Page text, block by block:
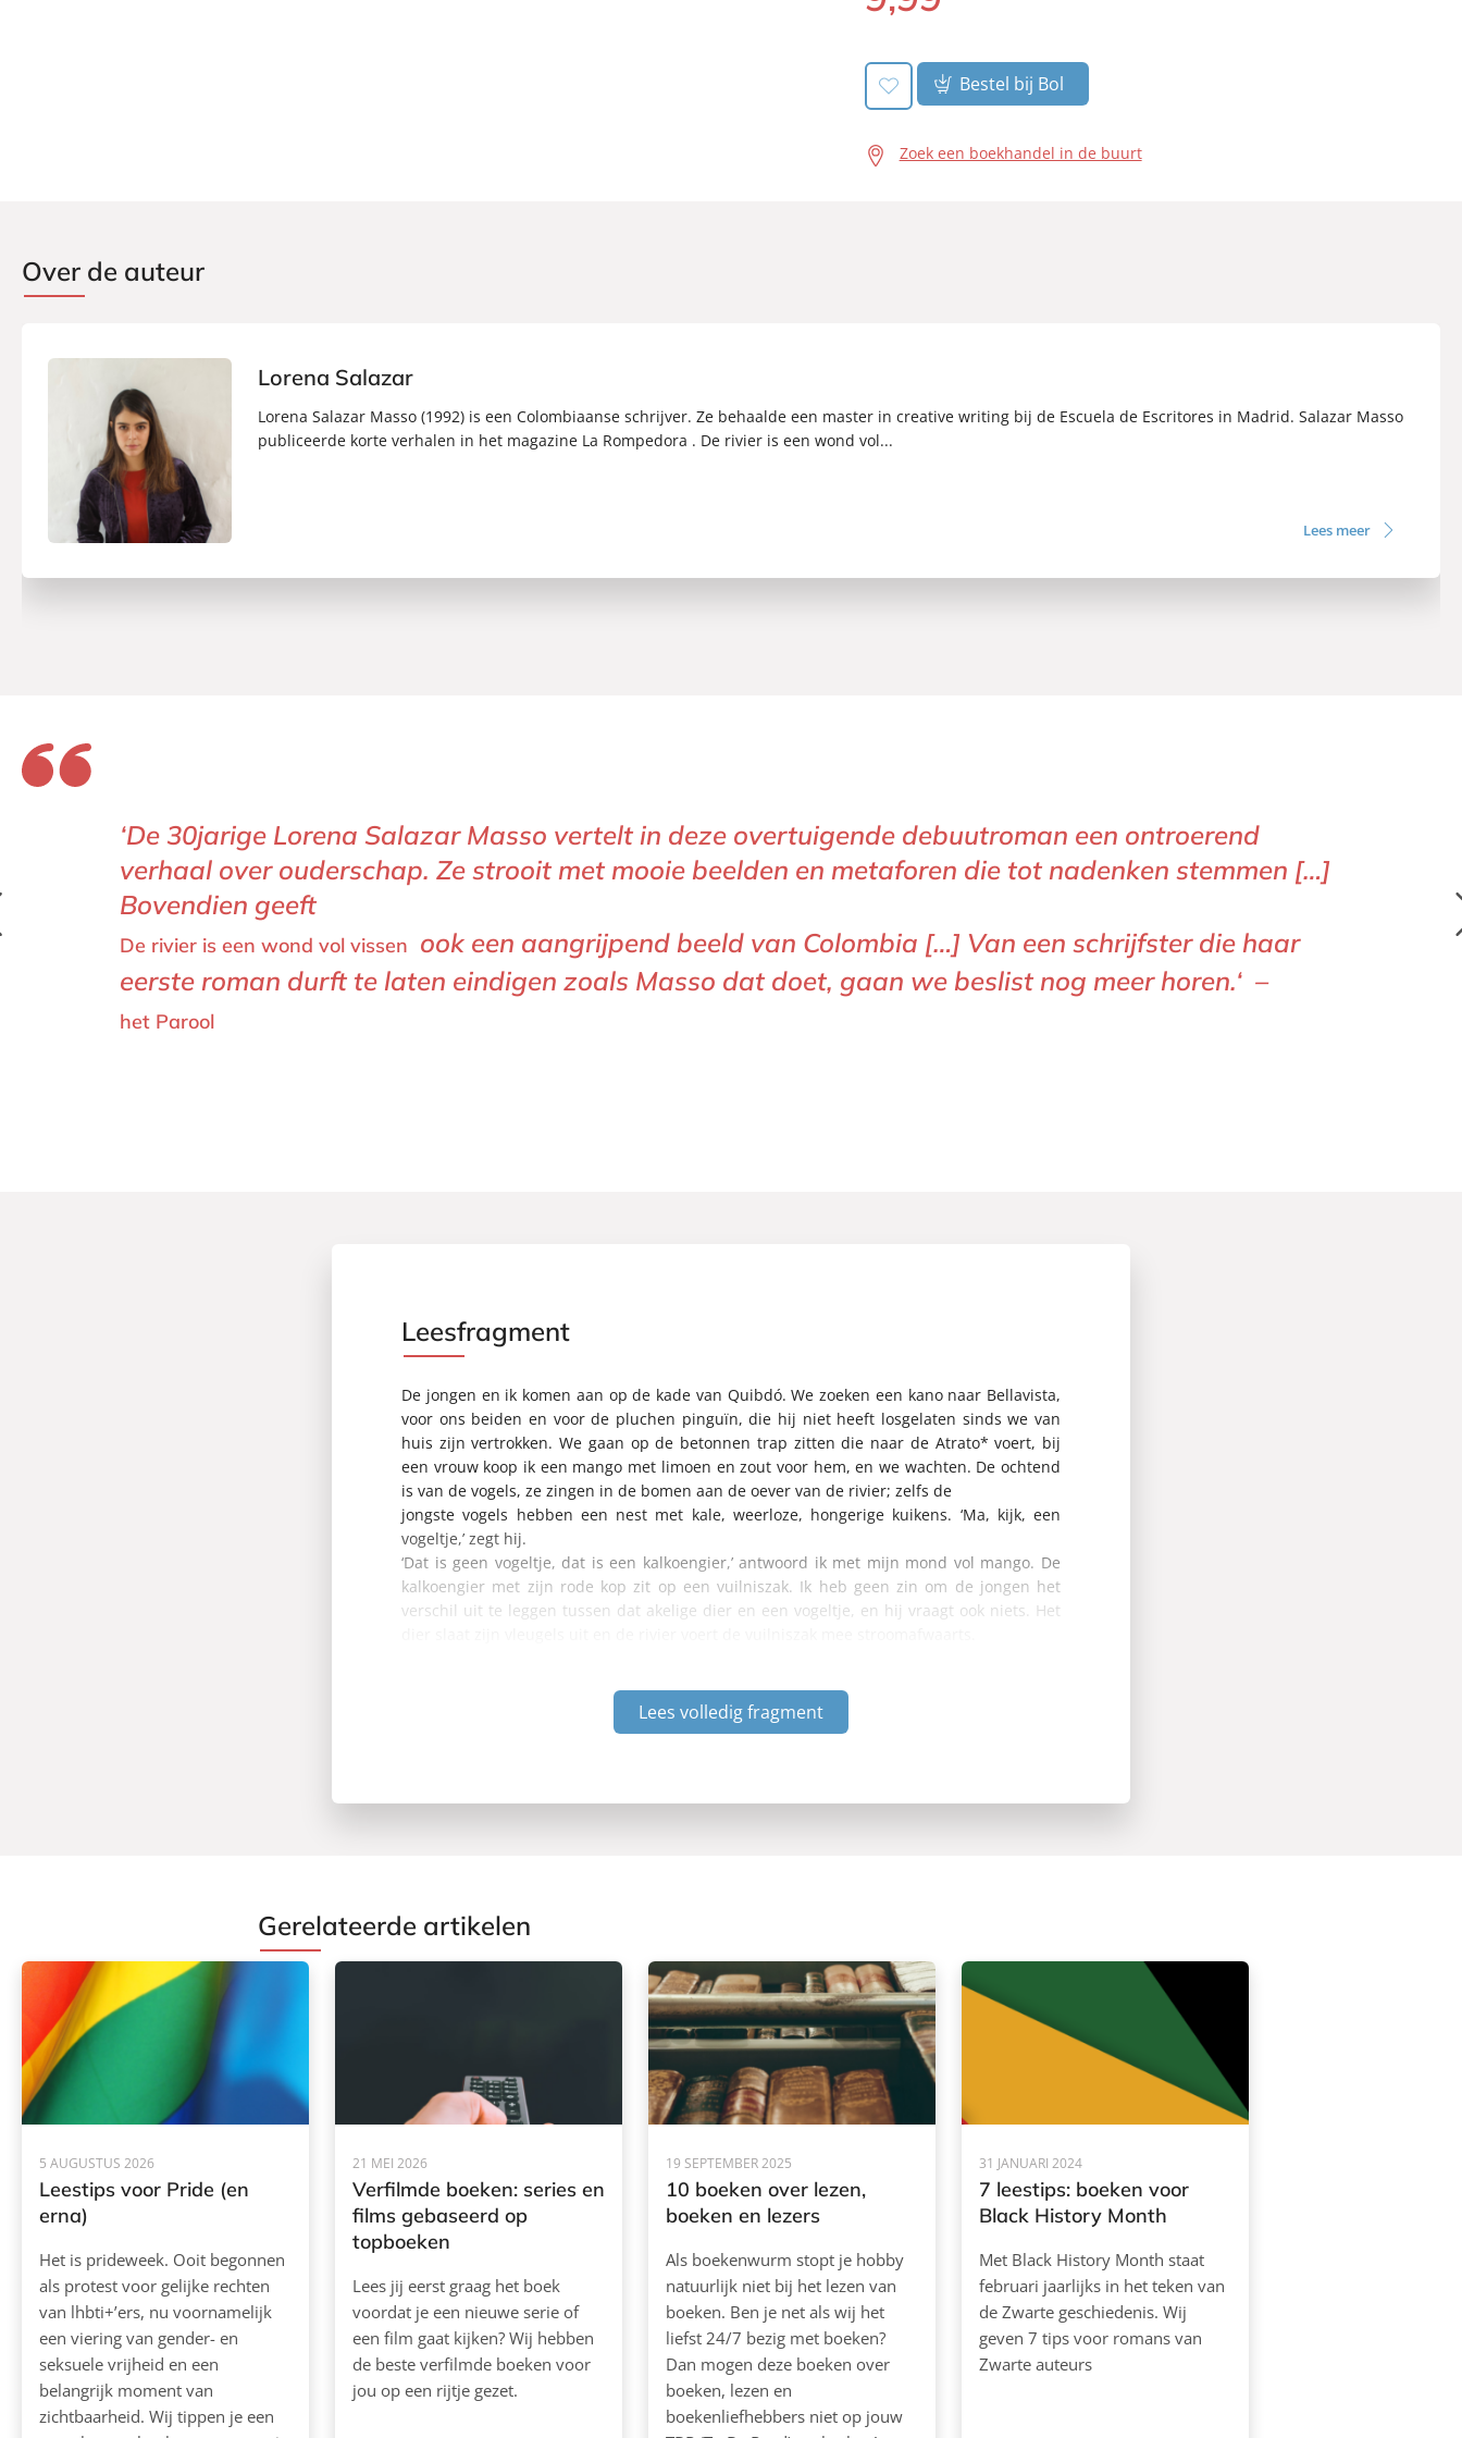
Bestel bij Bol
Zoek een boekhandel in de buurt
Over de auteur
Lorena Salazar
Lorena Salazar Masso (1992) is een Colombiaanse schrijver. Ze behaalde een master in creative writing bij de Escuela de Escritores in Madrid. Salazar Masso
publiceerde korte verhalen in het magazine La Rompedora . De rivier is een wond vol...
Lees meer
ZIN het Parool
het Parool
‘De 30jarige Lorena Salazar Masso vertelt in deze overtuigende debuutroman een ontroerend
verhaal over ouderschap. Ze strooit met mooie beelden en metaforen die tot nadenken stemmen […]
Bovendien geeft
De rivier is een wond vol vissen ook een aangrijpend beeld van Colombia […] Van een schrijfster die haar
eerste roman durft te laten eindigen zoals Masso dat doet, gaan we beslist nog meer horen.‘ –
het Parool
JAN
JAN
ZIN
ZIN
het Parool
Leesfragment
De jongen en ik komen aan op de kade van Quibdó. We zoeken een kano naar Bellavista,
voor ons beiden en voor de pluchen pinguïn, die hij niet heeft losgelaten sinds we van
huis zijn vertrokken. We gaan op de betonnen trap zitten die naar de Atrato* voert, bij
een vrouw koop ik een mango met limoen en zout voor hem, en we wachten. De ochtend
is van de vogels, ze zingen in de bomen aan de oever van de rivier; zelfs de
jongste vogels hebben een nest met kale, weerloze, hongerige kuikens. ‘Ma, kijk, een
vogeltje,’ zegt hij.
‘Dat is geen vogeltje, dat is een kalkoengier,’ antwoord ik met mijn mond vol mango. De
kalkoengier met zijn rode kop zit op een vuilniszak. Ik heb geen zin om de jongen het
verschil uit te leggen tussen dat akelige dier en een vogeltje, en hij vraagt ook niets. Het
Lees volledig fragment
Gerelateerde artikelen
5 AUGUSTUS 2026
Leestips voor Pride (en
erna)
Het is prideweek. Ooit begonnen
als protest voor gelijke rechten
van lhbti+’ers, nu voornamelijk
een viering van gender- en
seksuele vrijheid en een
belangrijk moment van
zichtbaarheid. Wij tippen je een
21 MEI 2026
Verfilmde boeken: series en
films gebaseerd op
topboeken
Lees jij eerst graag het boek
voordat je een nieuwe serie of
een film gaat kijken? Wij hebben
de beste verfilmde boeken voor
jou op een rijtje gezet.
19 SEPTEMBER 2025
10 boeken over lezen,
boeken en lezers
Als boekenwurm stopt je hobby
natuurlijk niet bij het lezen van
boeken. Ben je net als wij het
liefst 24/7 bezig met boeken?
Dan mogen deze boeken over
boeken, lezen en
boekenliefhebbers niet op jouw
31 JANUARI 2024
7 leestips: boeken voor
Black History Month
Met Black History Month staat
februari jaarlijks in het teken van
de Zwarte geschiedenis. Wij
geven 7 tips voor romans van
Zwarte auteurs